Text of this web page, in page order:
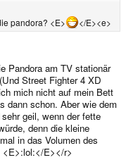
pandora? <E>
</E><e>
Pandora am TV stationär
Street Fighter 4 XD
mich nicht auf mein Bett
dann schon. Aber wie dem
geil, wenn der fette
denn die kleine
in das Volumen des
E></r>